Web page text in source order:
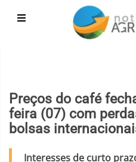
Preços do café
feira (07) com
bolsas
Interesses de curto